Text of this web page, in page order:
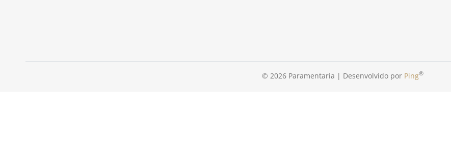
© 2026 Paramentaria | Desenvolvido por Ping®